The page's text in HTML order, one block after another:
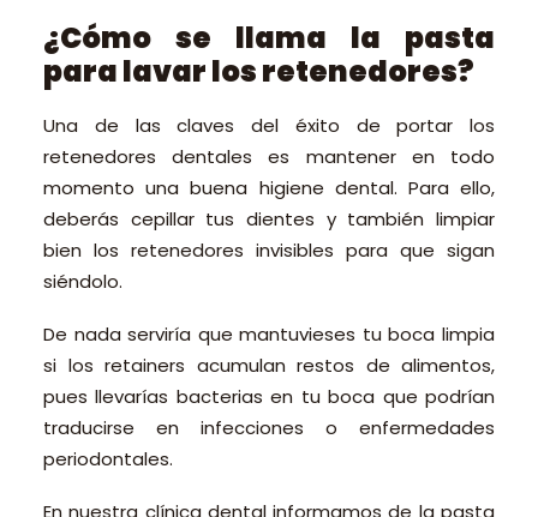
¿Cómo se llama la pasta
para lavar los retenedores?
Una de las claves del éxito de portar los
retenedores dentales es mantener en todo
momento una buena higiene dental. Para ello,
deberás cepillar tus dientes y también limpiar
bien los retenedores invisibles para que sigan
siéndolo.
De nada serviría que mantuvieses tu boca limpia
si los retainers acumulan restos de alimentos,
pues llevarías bacterias en tu boca que podrían
traducirse en infecciones o enfermedades
periodontales.
En nuestra clínica dental informamos de la pasta